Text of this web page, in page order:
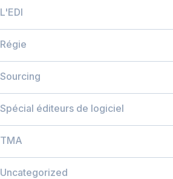
L'EDI
Régie
Sourcing
Spécial éditeurs de logiciel
TMA
Uncategorized